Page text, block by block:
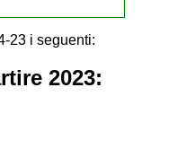
23 i seguenti:
2023: